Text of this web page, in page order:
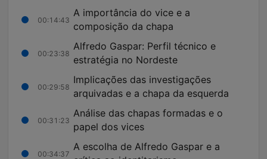
00:14:43
A importância do vice e a
composição da chapa
00:23:38
Alfredo Gaspar: Perfil técnico e
estratégia no Nordeste
00:29:58
Implicações das investigações
arquivadas e a chapa da esquerda
00:31:23
Análise das chapas formadas e o
papel dos vices
00:34:37
A escolha de Alfredo Gaspar e a